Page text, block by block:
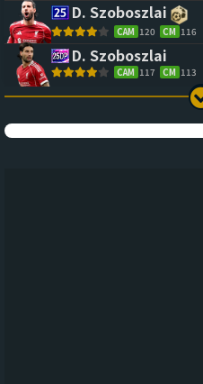
D. Szoboszlai
CAM 120 CM 116
D. Szoboszlai
CAM 117 CM 113